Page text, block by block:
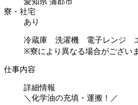
寮・社宅
あり
冷蔵庫 洗濯機 電子レンジ
※寮により異なる場合がござい
仕事内容
詳細情報
＼化学油の充填・運搬！／